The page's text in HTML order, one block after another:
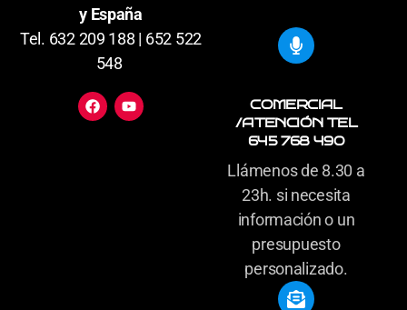
y España
Tel. 632 209 188 | 652 522
548
COMERCIAL
/ATENCIÓN TEL
645 768 490
Llámenos de 8.30 a
23h. si necesita
información o un
presupuesto
personalizado.